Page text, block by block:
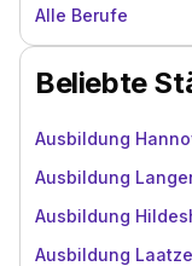
Alle Berufe
Beliebte
Ausbildung
Ausbildung
Ausbildung
Ausbildung